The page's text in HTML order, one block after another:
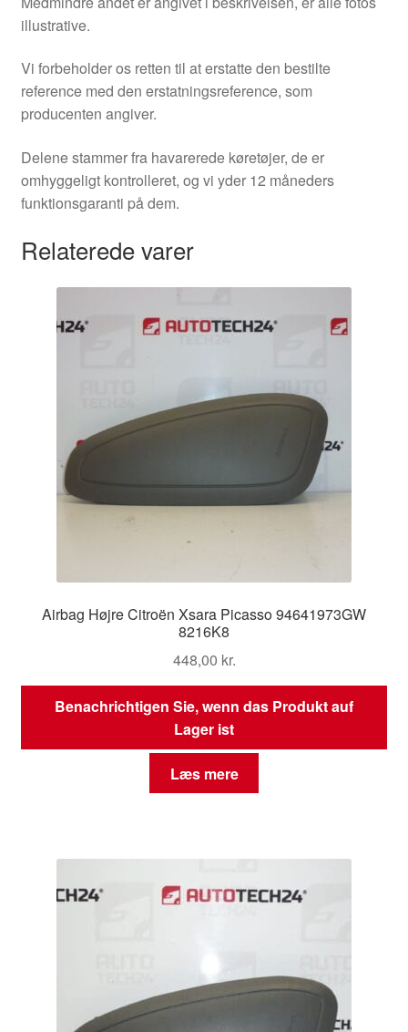
illustrative.
Vi forbeholder os retten til at erstatte den bestilte
reference med den erstatningsreference, som
producenten angiver.
Delene stammer fra havarerede køretøjer, de er
omhyggeligt kontrolleret, og vi yder 12 måneders
funktionsgaranti på dem.
Relaterede varer
Airbag Højre Citroën Xsara Picasso 94641973GW
8216K8
448,00 kr.
Benachrichtigen Sie, wenn das Produkt auf
Lager ist
Læs mere